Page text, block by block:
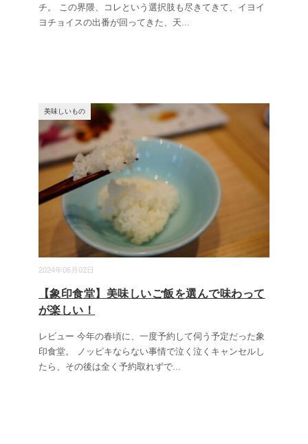
チ。 この界隈、コレという選択肢も尽きてきて、イヨイ
ヨチョイスの出番が回ってきた、天...
2024年06月02日
美味しいもの
【象印食堂】美味しいご飯を選んで味わって
が楽しい！
レビュー 今年の春頃に、一度予約して伺う予定だった象
印食堂。 ノッピキならない事情で泣く泣くキャンセルし
たら、その後は全く予約取れずで...